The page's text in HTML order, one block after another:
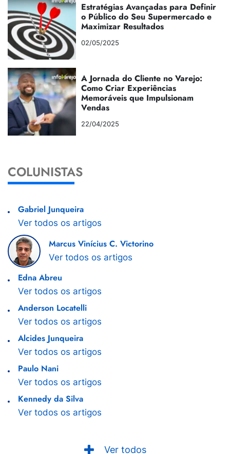
Estratégias Avançadas para Definir
o Público do Seu Supermercado e
Maximizar Resultados
02/05/2025
A Jornada do Cliente no Varejo:
Como Criar Experiências
Memoráveis que Impulsionam
Vendas
22/04/2025
COLUNISTAS
Gabriel Junqueira
Ver todos os artigos
Marcus Vinícius C. Victorino
Ver todos os artigos
Edna Abreu
Ver todos os artigos
Anderson Locatelli
Ver todos os artigos
Alcides Junqueira
Ver todos os artigos
Paulo Nani
Ver todos os artigos
Kennedy da Silva
Ver todos os artigos
Ver todos